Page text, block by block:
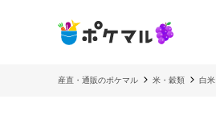
産直・通販のポケマル 米・穀類 白米